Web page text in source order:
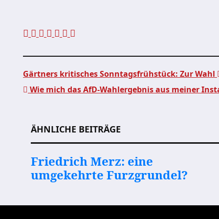
Gärtners kritisches Sonntagsfrühstück: Zur Wahl
Wie mich das AfD-Wahlergebnis aus meiner
ÄHNLICHE BEITRÄGE
Friedrich Merz: eine
umgekehrte Furzgrundel?